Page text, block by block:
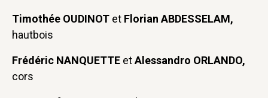
Timothée OUDINOT et Florian ABDESSELAM,
hautbois
Frédéric NANQUETTE etAlessandro ORLANDO,
cors